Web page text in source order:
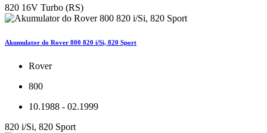
820 16V Turbo (RS)
Akumulator do Rover 800 820 i/Si, 820 Sport
Rover
800
10.1988 - 02.1999
820 i/Si, 820 Sport